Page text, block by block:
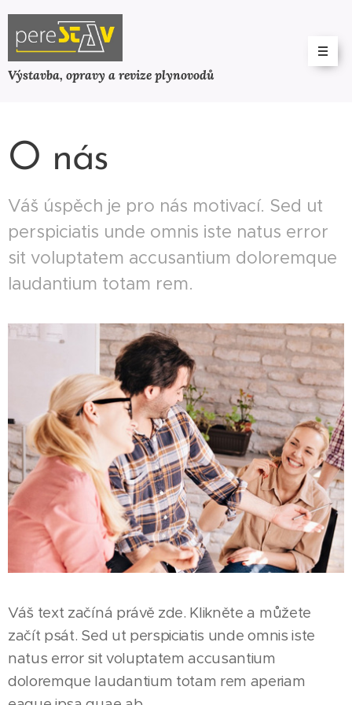
Výstavba, opravy a revize plynovodů
O nás
Váš úspěch je pro nás motivací. Sed ut
perspiciatis unde omnis iste natus error
sit voluptatem accusantium doloremque
laudantium totam rem.
Váš text začíná právě zde. Klikněte a můžete
začít psát. Sed ut perspiciatis unde omnis iste
natus error sit voluptatem accusantium
doloremque laudantium totam rem aperiam